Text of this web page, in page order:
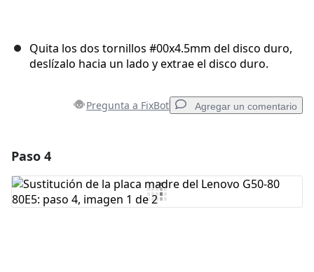
Quita los dos tornillos #00x4.5mm del disco duro,
deslízalo hacia un lado y extrae el disco duro.
Pregunta a FixBot Agregar un comentario
Agregar Comentario
Paso 4